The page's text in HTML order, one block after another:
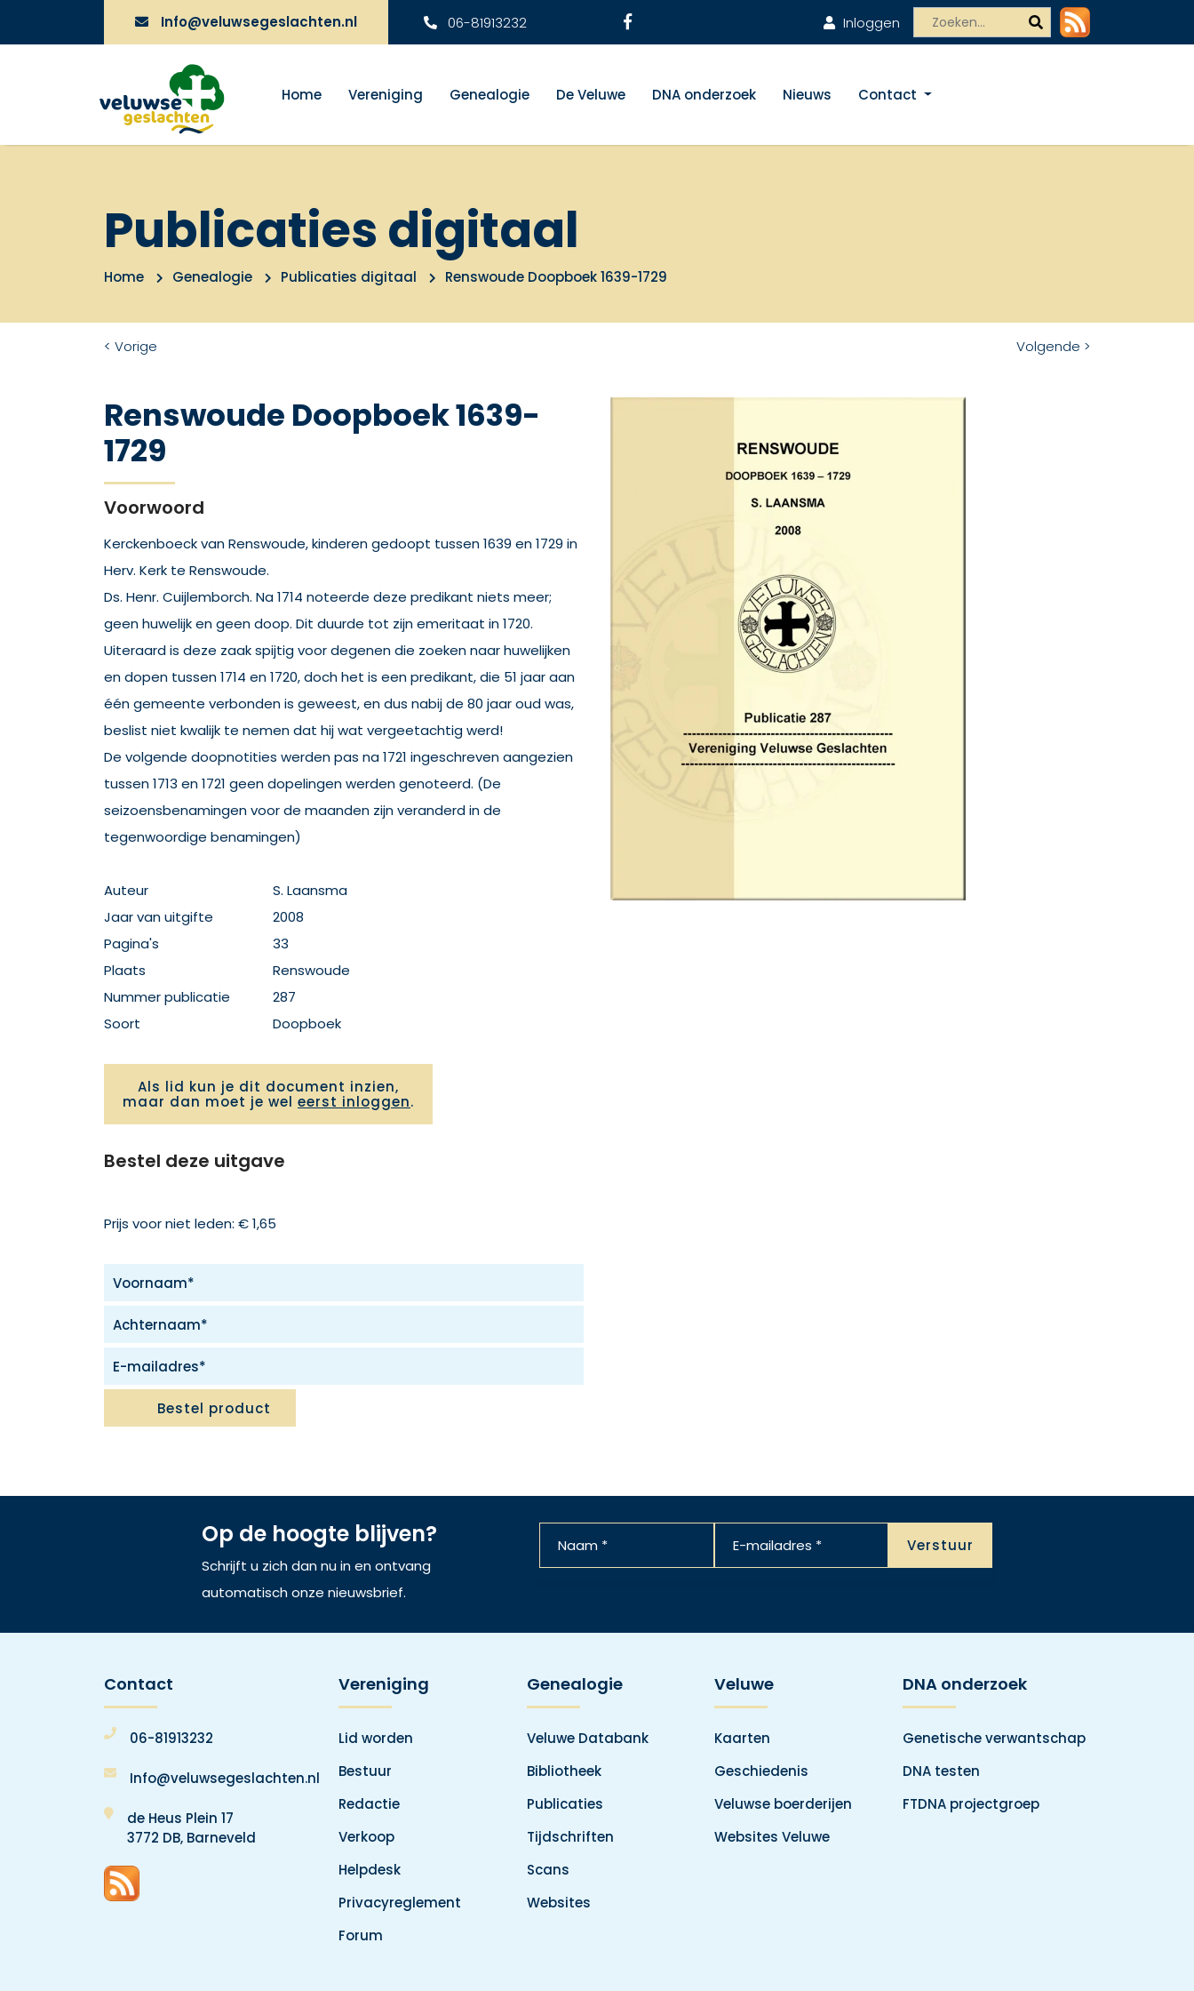
Info@veluwsegeslachten.nl 06-81913232 Inloggen
Home Vereniging Genealogie De Veluwe DNA onderzoek Nieuws Contact
Publicaties digitaal
Home Genealogie Publicaties digitaal Renswoude Doopboek 1639-1729
< Vorige Volgende >
Renswoude Doopboek 1639-
1729
Voorwoord
Kerckenboeck van Renswoude, kinderen gedoopt tussen 1639 en 1729 in
Herv. Kerk te Renswoude.
Ds. Henr. Cuijlemborch. Na 1714 noteerde deze predikant niets meer;
geen huwelijk en geen doop. Dit duurde tot zijn emeritaat in 1720.
Uiteraard is deze zaak spijtig voor degenen die zoeken naar huwelijken
en dopen tussen 1714 en 1720, doch het is een predikant, die 51 jaar aan
één gemeente verbonden is geweest, en dus nabij de 80 jaar oud was,
beslist niet kwalijk te nemen dat hij wat vergeetachtig werd!
De volgende doopnotities werden pas na 1721 ingeschreven aangezien
tussen 1713 en 1721 geen dopelingen werden genoteerd. (De
seizoensbenamingen voor de maanden zijn veranderd in de
tegenwoordige benamingen)
Auteur
S. Laansma
Jaar van uitgifte
2008
Pagina's
33
Plaats
Renswoude
Nummer publicatie
287
Soort
Doopboek
Als lid kun je dit document inzien,
maar dan moet je wel eerst inloggen.
Bestel deze uitgave
Prijs voor niet leden: € 1,65
Bestel product
Op de hoogte blijven?
Schrijft u zich dan nu in en ontvang
automatisch onze nieuwsbrief.
Contact
06-81913232
Info@veluwsegeslachten.nl
de Heus Plein 17
3772 DB, Barneveld
Vereniging
Lid worden
Bestuur
Redactie
Verkoop
Helpdesk
Privacyreglement
Forum
Genealogie
Veluwe Databank
Bibliotheek
Publicaties
Tijdschriften
Scans
Websites
Veluwe
Kaarten
Geschiedenis
Veluwse boerderijen
Websites Veluwe
DNA onderzoek
Genetische verwantschap
DNA testen
FTDNA projectgroep